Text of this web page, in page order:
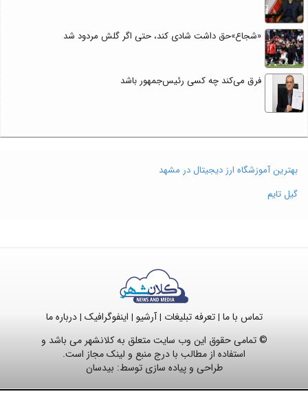
«شجاع»حق داشت شادی کند، حتی اگر گلش مردود شد
فرق می‌کند چه کسی رئیس‌جمهور باشد
بهترین آموزشگاه ارز دیجیتال در مشهد
گیل تایم
تماس با ما |تعرفه تبلیغات |آرشیو | اینفوگرافیک |درباره ما
© تمامی حقوق این وب سایت متعلق به کلانشهر می باشد و
استفاده از مطالب با درج منبع و لینک مجاز است.
طراحی و پیاده سازی توسط: بیدسان